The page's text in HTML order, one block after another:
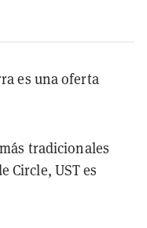
es una oferta
tradicionales
Circle, UST es